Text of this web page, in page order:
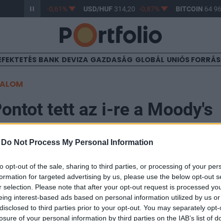
Do Not Process My Personal Information
opt-out of the sale, sharing to third parties, or processing of your
for targeted advertising by us, please use the below opt-out
selection. Please note that after your opt-out request is processed
interest-based ads based on personal information utilized by us
to third parties prior to your opt-out. You may separately
of your personal information by third parties on the IAB’s list of
363,17 -0,61% USD/HUF314,20 -0,87% BITCOIN64
BANK DEVIZA GAZDASÁG GLOBÁL UNIÓS
tett az i-re a Moody's
a magyar gazdaságpolitika és a Moody's-
a leminősítés - vélekedett Mellár Tamás közgazdász a
műsorában. Meglátása szerint ezért egy új